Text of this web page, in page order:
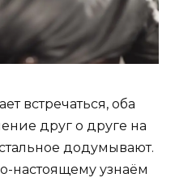
встречаться, оба
друг о друге на
додумывают.
настоящему узнаём